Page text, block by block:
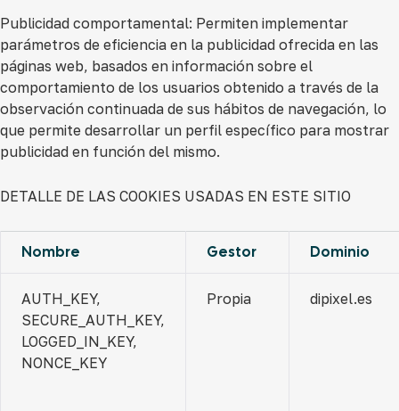
Publicidad comportamental: Permiten implementar
parámetros de eficiencia en la publicidad ofrecida en las
páginas web, basados en información sobre el
comportamiento de los usuarios obtenido a través de la
observación continuada de sus hábitos de navegación, lo
que permite desarrollar un perfil específico para mostrar
publicidad en función del mismo.
DETALLE DE LAS COOKIES USADAS EN ESTE SITIO
Nombre Gestor Dominio
AUTH_KEY,
SECURE_AUTH_KEY,
LOGGED_IN_KEY,
NONCE_KEY
Propia dipixel.es